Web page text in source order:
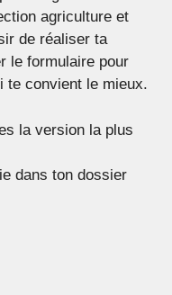
agriculture et
de réaliser ta
le formulaire pour
te convient le mieux.
la version la plus
dans ton dossier